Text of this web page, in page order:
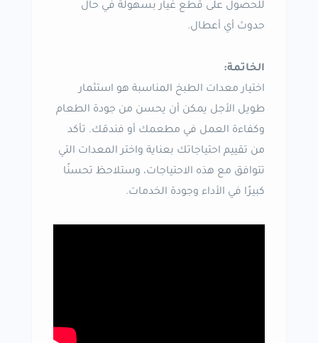
للحصول على قطع غيار بسهولة في حال
حدوث أي أعطال.
الخاتمة:
اختيار معدات الطبخ المناسبة هو استثمار
طويل الأجل يمكن أن يحسن من جودة الطعام
وكفاءة العمل في مطعمك أو فندقك. تأكد
من تقييم احتياجاتك بعناية واختر المعدات التي
تتوافق مع هذه الاحتياجات، وستلاحظ تحسنًا
كبيرًا في الأداء وجودة الخدمات.